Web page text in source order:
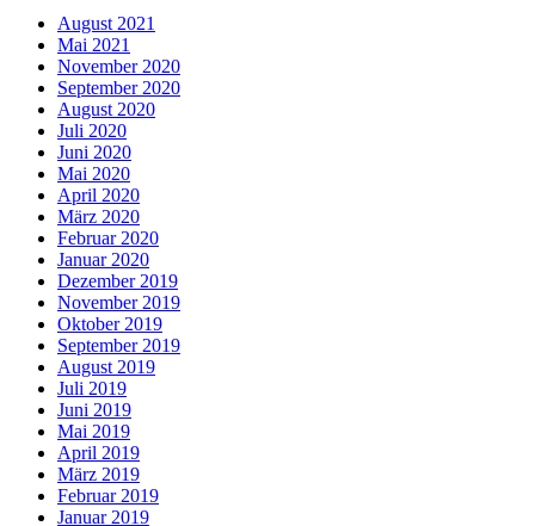
August 2021
Mai 2021
November 2020
September 2020
August 2020
Juli 2020
Juni 2020
Mai 2020
April 2020
März 2020
Februar 2020
Januar 2020
Dezember 2019
November 2019
Oktober 2019
September 2019
August 2019
Juli 2019
Juni 2019
Mai 2019
April 2019
März 2019
Februar 2019
Januar 2019